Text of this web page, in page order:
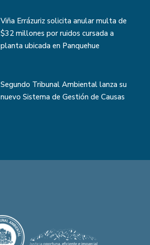
Viña Errázuriz solicita anular multa de
$32 millones por ruidos cursada a
planta ubicada en Panquehue
Segundo Tribunal Ambiental lanza su
nuevo Sistema de Gestión de Causas